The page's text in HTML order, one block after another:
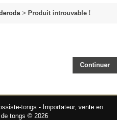
> Produit introuvable !
Continuer
tongs - Importateur, vente en
tongs © 2026